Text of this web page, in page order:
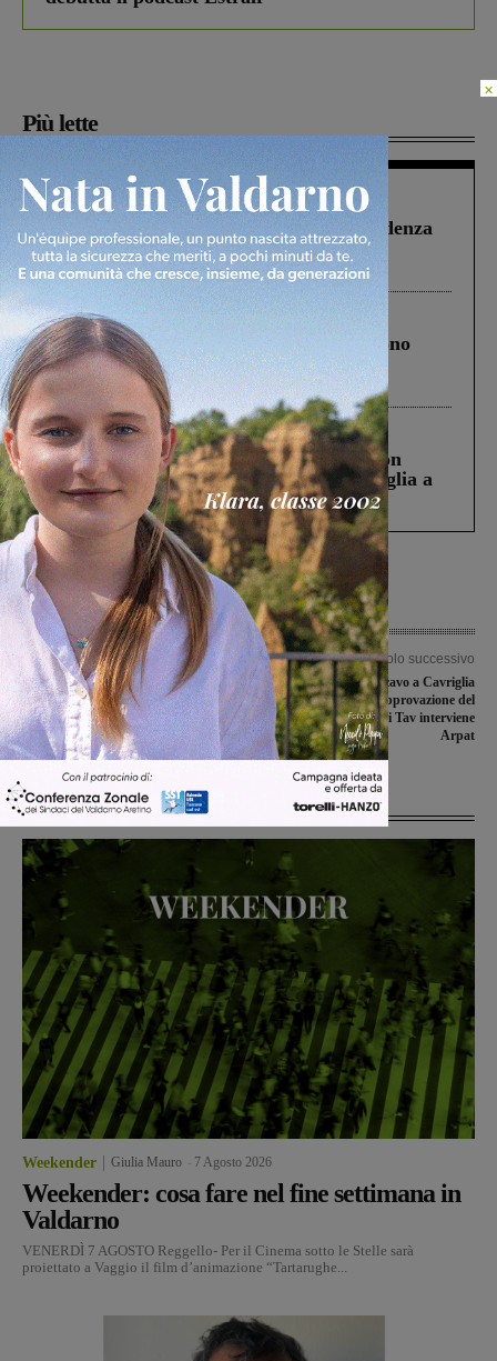
Più lette
Figline Incisa Valdarno 1 Agosto 2026
Piscina di Figline finanziata oltre la scadenza
Pnrr, il gruppo di Fratelli d’Italia: “Un
ringraziamento al Governo”
Cronaca 4 Agosto 2026
Un anno fa la strage in A1 in cui morirono
Gianni, Giulia e Franco. Lo schianto, il
processo, lo stop ai sorpassi fra tir....
Cronaca 3 Agosto 2026
Scomparso da una struttura di Castiglion
Fiorentino l’uomo che aveva ucciso la figlia a
Levane nel 2020
Articolo precedente
Donna cade dal primo piano di casa,
trasferita alle Scotte con l’elisoccorso
Articolo successivo
“Nessuna terra di scavo a Cavriglia
fino a nuova approvazione del
Ministero”. Sui cantieri Tav interviene
Arpat
Ultime Notizie
Weekender Giulia Mauro 7 Agosto 2026
Weekender: cosa fare nel fine settimana in
Valdarno
VENERDÌ 7 AGOSTO Reggello- Per il Cinema sotto le Stelle sarà
proiettato a Vaggio il film d’animazione “Tartarughe...
×